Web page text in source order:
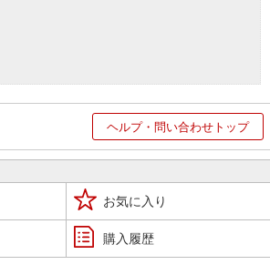
ヘルプ・問い合わせトップ
お気に入り
購入履歴